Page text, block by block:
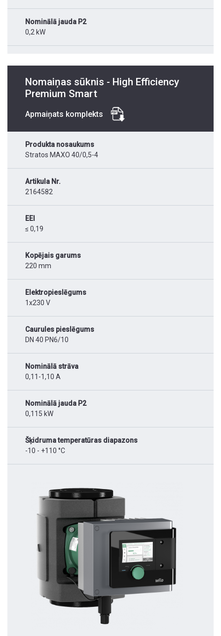
Nominālā jauda P2
0,2 kW
Nomaiņas sūknis - High Efficiency
Premium Smart
Apmaiņats komplekts
Produkta nosaukums
Stratos MAXO 40/0,5-4
Artikula Nr.
2164582
EEI
≤ 0,19
Kopējais garums
220 mm
Elektropieslēgums
1x230 V
Caurules pieslēgums
DN 40 PN6/10
Nominālā strāva
0,11-1,10 A
Nominālā jauda P2
0,115 kW
Šķidruma temperatūras diapazons
-10 - +110 °C